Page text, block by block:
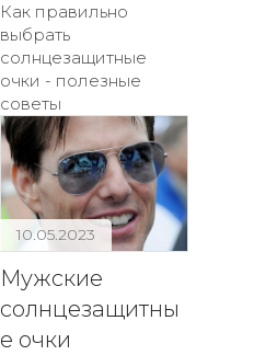
Как правильно
выбрать
солнцезащитные
очки - полезные
советы
10.05.2023
Мужские
солнцезащитны
е очки